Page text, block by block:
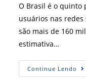
O Brasil é o quinto
usuários nas redes
são mais de 160
estimativa…
Continue Lendo